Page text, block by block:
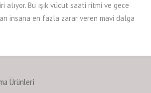
alıyor. Bu ışık vücut saati ritmi ve gece
insana en fazla zarar veren mavi dalga
Ürünleri